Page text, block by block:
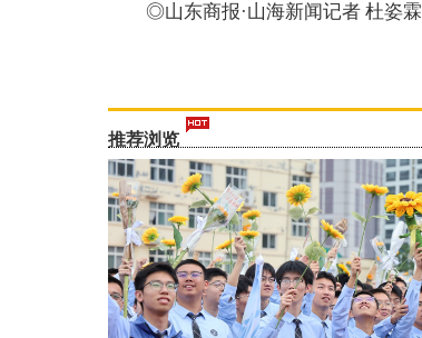
◎山东商报·山海新闻记者 杜姿霖
推荐浏览